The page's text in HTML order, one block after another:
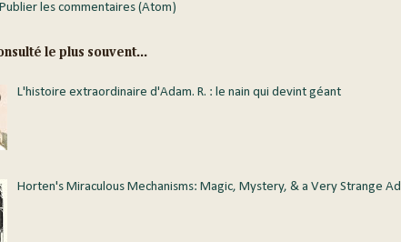
Publier les commentaires (Atom)
le plus souvent...
L'histoire extraordinaire d'Adam. R. : le nain qui devint géant
Horten's Miraculous Mechanisms: Magic, Mystery, & a Very Strange